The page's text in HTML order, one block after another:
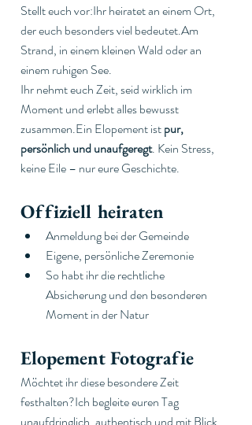
Stellt euch vor:Ihr heiratet an einem Ort,
der euch besonders viel bedeutet.Am
Strand, in einem kleinen Wald oder an
einem ruhigen See.
Ihr nehmt euch Zeit, seid wirklich im
Moment und erlebt alles bewusst
zusammen.Ein Elopement ist pur,
persönlich und unaufgeregt. Kein Stress,
keine Eile – nur eure Geschichte.
Offiziell heiraten
Anmeldung bei der Gemeinde
Eigene, persönliche Zeremonie
So habt ihr die rechtliche
Absicherung und den besonderen
Moment in der Natur
Elopement Fotografie
Möchtet ihr diese besondere Zeit
festhalten?Ich begleite euren Tag